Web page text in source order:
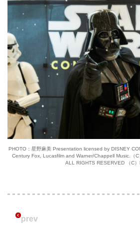
PHOTO：星野麻美 Presentation licensed by DISNEY
Century Fox, Lucasfilm and Warner/Chappell Music.（
ALL RIGHTS RESERVED （C
prev